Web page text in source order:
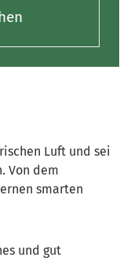
Luft und sei
Von dem
smarten
und gut